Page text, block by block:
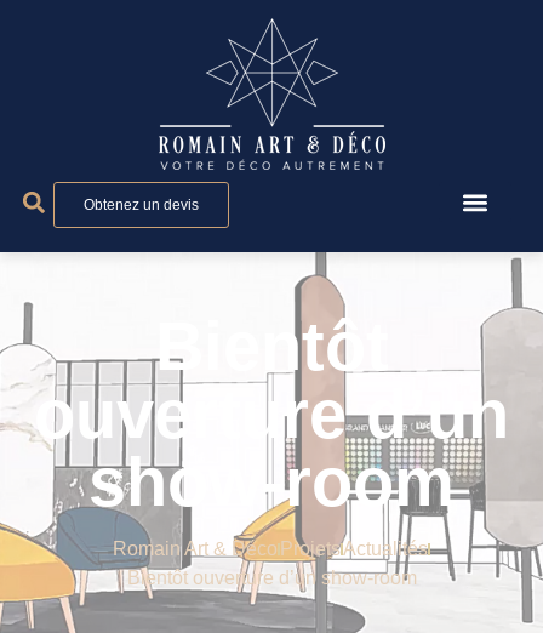
Obtenez un devis
Bientôt
ouverture d’un
show-room
Romain Art & Déco ProjetsActualités
Bientôt ouverture d’un show-room
Panneau de gestion des cookies